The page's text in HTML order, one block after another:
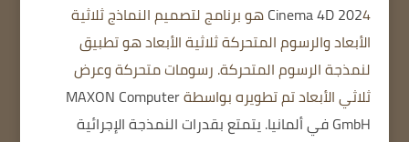
Cinema 4D 2024 هو برنامج لتصميم النماذج ثلاثية
الأبعاد والرسوم المتحركة ثلاثية الأبعاد هو تطبيق
لنمذجة الرسوم المتحركة. رسومات متحركة وعرض
ثلاثي الأبعاد تم تطويره بواسطةMAXON Computer
GmbH في ألمانيا.
يتمتع بقدرات النمذجة الإجرائية